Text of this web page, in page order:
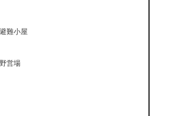
難小屋
営場